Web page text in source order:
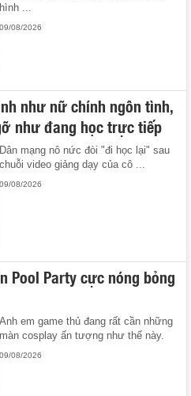
hình ...
09/08/2026
như nữ chính ngôn tình,
như đang học trực tiếp
Dân mạng nô nức đòi "đi học lại" sau
chuỗi video giảng dạy của cô ...
09/08/2026
Pool Party cực nóng bỏng
Anh em game thủ đang rất cần những
màn cosplay ấn tượng như thế này.
09/08/2026